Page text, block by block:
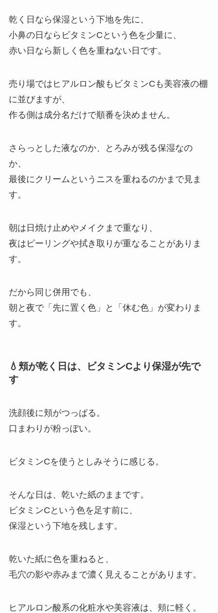
乾く日なら保湿という下地を先に、
小鼻の日ならビタミンCという色を少量に、
赤い日なら新しく色を重ねない日です。
売り場ではヒアルロン酸もビタミンCも美容液の棚
に並びますが、
作る側は成分名だけで順番を決めません。
さらっとした液なのか、とろみが残る保湿なの
か、
最後にクリームというニスを重ねるのかまで見ま
す。
朝は日焼け止めやメイクまで重なり、
夜はピーリングや拭き取りが重なることがありま
す。
だから同じ併用でも、
朝と夜で「先に置く色」と「休む色」が変わりま
す。
💧頬が乾く日は、ビタミンCより保湿が先で
す
洗顔後に頬がつっぱる。
口まわりが粉っぽい。
ビタミンCを使うとしみそうに感じる。
そんな日は、乾いた紙のままです。
ビタミンCという色を足す前に、
保湿という下地を残します。
乾いた紙に色を重ねると、
毛穴の影や赤みまで濃く見えることがあります。
ヒアルロン酸系の化粧水や美容液は、頬に軽く。